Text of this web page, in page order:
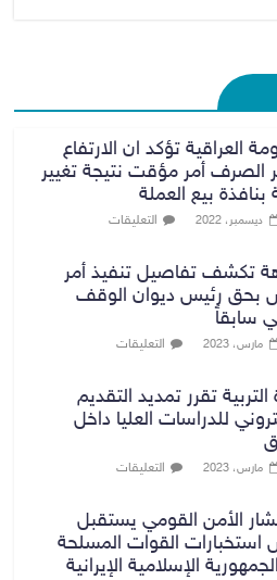
العراقية تؤكد ان الارتفاع
الصرف أمر مؤقت نتيجة تغيير
بنافذة بيع العملة
التعليقات
تكشف تفاصيل تنفيذ أمر
بحق رئيس ديوان الوقف
سابقاً
التعليقات
التربية تقرر تمديد التقديم
للدراسات العليا داخل
التعليقات
الأمن القومي يستقبل
استخبارات القوات المسلحة
الإسلامية الإيرانية